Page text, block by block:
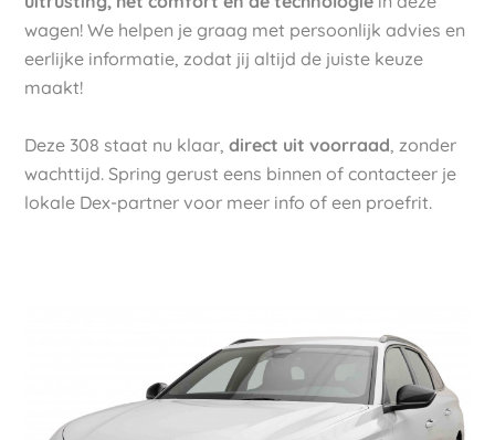
wagen! We helpen je graag met persoonlijk advies en
eerlijke informatie, zodat jij altijd de juiste keuze
maakt!
Deze 308 staat nu klaar,direct uit voorraad, zonder
wachttijd. Spring gerust eens binnen of contacteer je
lokale Dex-partner voor meer info of een proefrit.